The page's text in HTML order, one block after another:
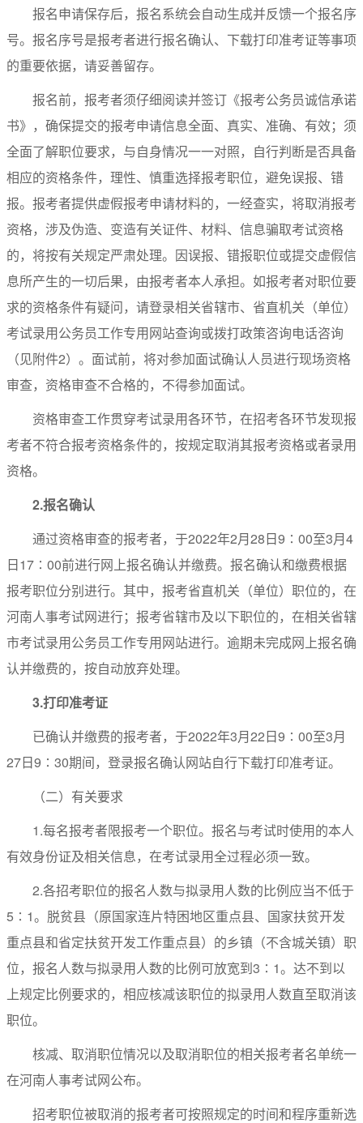
报名申请保存后，报名系统会自动生成并反馈一个报名序
号。报名序号是报考者进行报名确认、下载打印准考证等事项
的重要依据，请妥善留存。
报名前，报考者须仔细阅读并签订《报考公务员诚信承诺
书》，确保提交的报考申请信息全面、真实、准确、有效；须
全面了解职位要求，与自身情况一一对照，自行判断是否具备
相应的资格条件，理性、慎重选择报考职位，避免误报、错
报。报考者提供虚假报考申请材料的，一经查实，将取消报考
资格，涉及伪造、变造有关证件、材料、信息骗取考试资格
的，将按有关规定严肃处理。因误报、错报职位或提交虚假信
息所产生的一切后果，由报考者本人承担。如报考者对职位要
求的资格条件有疑问，请登录相关省辖市、省直机关（单位）
考试录用公务员工作专用网站查询或拨打政策咨询电话咨询
（见附件2）。面试前，将对参加面试确认人员进行现场资格
审查，资格审查不合格的，不得参加面试。
资格审查工作贯穿考试录用各环节，在招考各环节发现报
考者不符合报考资格条件的，按规定取消其报考资格或者录用
资格。
2.报名确认
通过资格审查的报考者，于2022年2月28日9∶00至3月4
日17∶00前进行网上报名确认并缴费。报名确认和缴费根据
报考职位分别进行。其中，报考省直机关（单位）职位的，在
河南人事考试网进行；报考省辖市及以下职位的，在相关省辖
市考试录用公务员工作专用网站进行。逾期未完成网上报名确
认并缴费的，按自动放弃处理。
3.打印准考证
已确认并缴费的报考者，于2022年3月22日9∶00至3月
27日9∶30期间，登录报名确认网站自行下载打印准考证。
（二）有关要求
1.每名报考者限报考一个职位。报名与考试时使用的本人
有效身份证及相关信息，在考试录用全过程必须一致。
2.各招考职位的报名人数与拟录用人数的比例应当不低于
5∶1。脱贫县（原国家连片特困地区重点县、国家扶贫开发
重点县和省定扶贫开发工作重点县）的乡镇（不含城关镇）职
位，报名人数与拟录用人数的比例可放宽到3∶1。达不到以
上规定比例要求的，相应核减该职位的拟录用人数直至取消该
职位。
核减、取消职位情况以及取消职位的相关报考者名单统一
在河南人事考试网公布。
招考职位被取消的报考者可按照规定的时间和程序重新选